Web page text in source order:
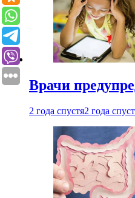
Врачи
2 года спустя2 года